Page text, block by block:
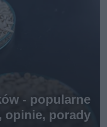
- popularne
opinie, porady